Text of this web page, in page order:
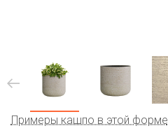
Примеры кашпо в этой форме